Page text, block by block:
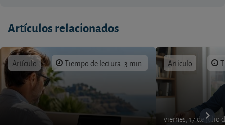
Artículos relacionados
Artículo Tiempo de lectura: 3 min. Artículo
viernes, 17 de julio